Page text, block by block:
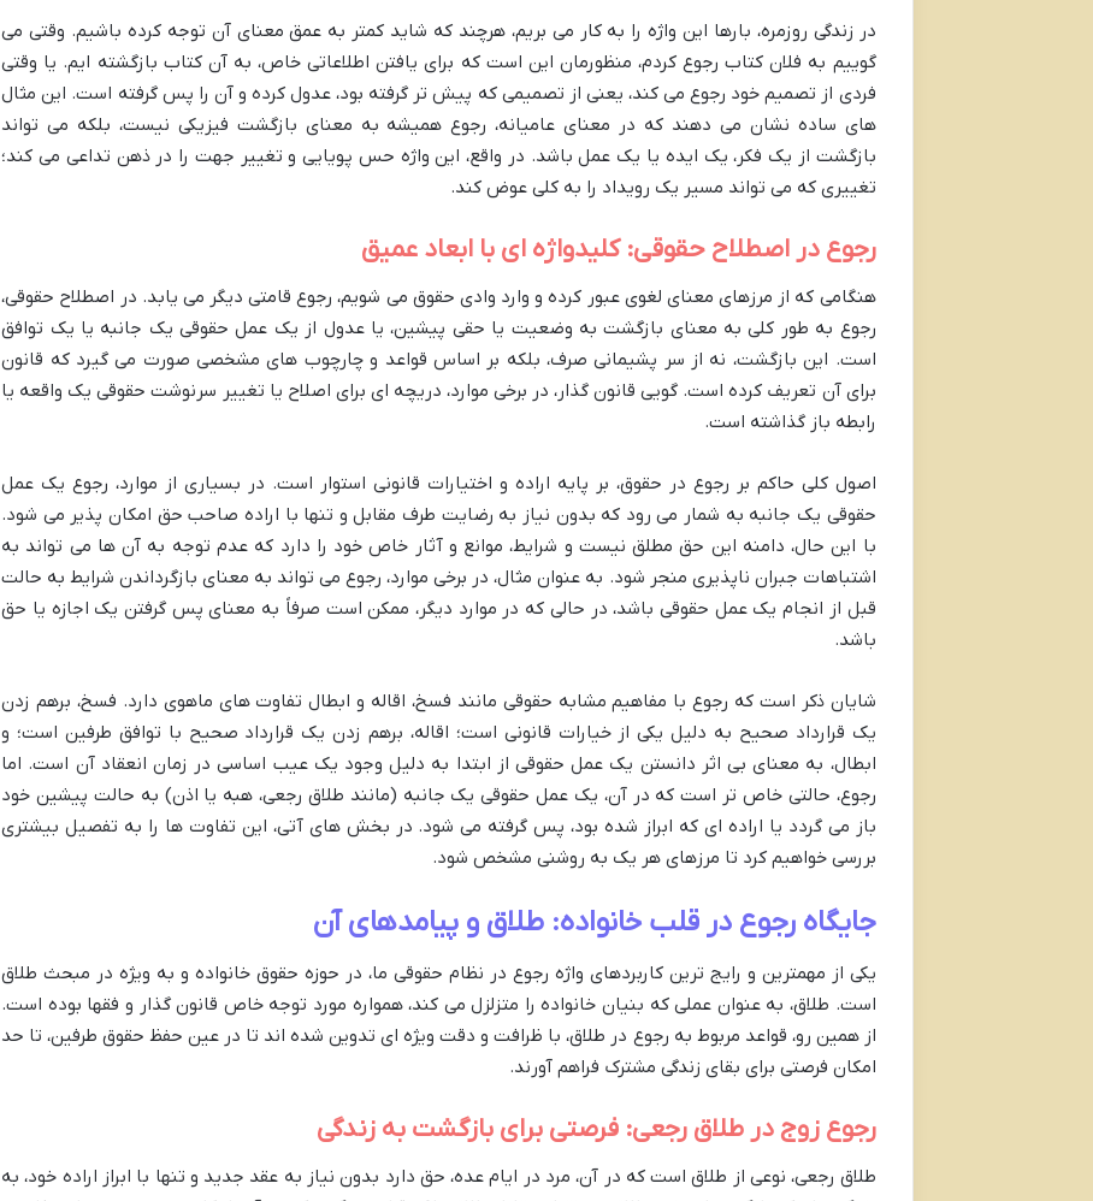
در زندگی روزمره، بارها این واژه را به کار می بریم، هرچند که شاید کمتر به عمق معنای آن توجه کرده باشیم. وقتی می
گوییم به فلان کتاب رجوع کردم، منظورمان این است که برای یافتن اطلاعاتی خاص، به آن کتاب بازگشته ایم. یا وقتی
فردی از تصمیم خود رجوع می کند، یعنی از تصمیمی که پیش تر گرفته بود، عدول کرده و آن را پس گرفته است. این مثال
های ساده نشان می دهند که در معنای عامیانه، رجوع همیشه به معنای بازگشت فیزیکی نیست، بلکه می تواند
بازگشت از یک فکر، یک ایده یا یک عمل باشد. در واقع، این واژه حس پویایی و تغییر جهت را در ذهن تداعی می کند؛
تغییری که می تواند مسیر یک رویداد را به کلی عوض کند.
رجوع در اصطلاح حقوقی: کلیدواژه ای با ابعاد عمیق
هنگامی که از مرزهای معنای لغوی عبور کرده و وارد وادی حقوق می شویم، رجوع قامتی دیگر می یابد. در اصطلاح حقوقی،
رجوع به طور کلی به معنای بازگشت به وضعیت یا حقی پیشین، یا عدول از یک عمل حقوقی یک جانبه یا یک توافق
است. این بازگشت، نه از سر پشیمانی صرف، بلکه بر اساس قواعد و چارچوب های مشخصی صورت می گیرد که قانون
برای آن تعریف کرده است. گویی قانون گذار، در برخی موارد، دریچه ای برای اصلاح یا تغییر سرنوشت حقوقی یک واقعه یا
رابطه باز گذاشته است.
اصول کلی حاکم بر رجوع در حقوق، بر پایه اراده و اختیارات قانونی استوار است. در بسیاری از موارد، رجوع یک عمل
حقوقی یک جانبه به شمار می رود که بدون نیاز به رضایت طرف مقابل و تنها با اراده صاحب حق امکان پذیر می شود.
با این حال، دامنه این حق مطلق نیست و شرایط، موانع و آثار خاص خود را دارد که عدم توجه به آن ها می تواند به
اشتباهات جبران ناپذیری منجر شود. به عنوان مثال، در برخی موارد، رجوع می تواند به معنای بازگرداندن شرایط به حالت
قبل از انجام یک عمل حقوقی باشد، در حالی که در موارد دیگر، ممکن است صرفاً به معنای پس گرفتن یک اجازه یا حق
باشد.
شایان ذکر است که رجوع با مفاهیم مشابه حقوقی مانند فسخ، اقاله و ابطال تفاوت های ماهوی دارد. فسخ، برهم زدن
یک قرارداد صحیح به دلیل یکی از خیارات قانونی است؛ اقاله، برهم زدن یک قرارداد صحیح با توافق طرفین است؛ و
ابطال، به معنای بی اثر دانستن یک عمل حقوقی از ابتدا به دلیل وجود یک عیب اساسی در زمان انعقاد آن است. اما
رجوع، حالتی خاص تر است که در آن، یک عمل حقوقی یک جانبه (مانند طلاق رجعی، هبه یا اذن) به حالت پیشین خود
باز می گردد یا اراده ای که ابراز شده بود، پس گرفته می شود. در بخش های آتی، این تفاوت ها را به تفصیل بیشتری
بررسی خواهیم کرد تا مرزهای هر یک به روشنی مشخص شود.
جایگاه رجوع در قلب خانواده: طلاق و پیامدهای آن
یکی از مهمترین و رایج ترین کاربردهای واژه رجوع در نظام حقوقی ما، در حوزه حقوق خانواده و به ویژه در مبحث طلاق
است. طلاق، به عنوان عملی که بنیان خانواده را متزلزل می کند، همواره مورد توجه خاص قانون گذار و فقها بوده است.
از همین رو، قواعد مربوط به رجوع در طلاق، با ظرافت و دقت ویژه ای تدوین شده اند تا در عین حفظ حقوق طرفین، تا حد
امکان فرصتی برای بقای زندگی مشترک فراهم آورند.
رجوع زوج در طلاق رجعی: فرصتی برای بازگشت به زندگی
طلاق رجعی، نوعی از طلاق است که در آن، مرد در ایام عده، حق دارد بدون نیاز به عقد جدید و تنها با ابراز اراده خود، به